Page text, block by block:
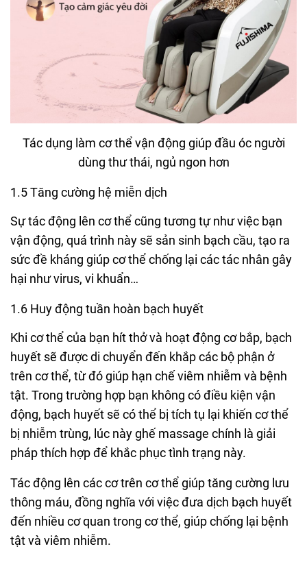
Tác dụng làm cơ thể vận động giúp đầu óc người
dùng thư thái, ngủ ngon hơn
1.5 Tăng cường hệ miễn dịch
Sự tác động lên cơ thể cũng tương tự như việc bạn
vận động, quá trình này sẽ sản sinh bạch cầu, tạo ra
sức đề kháng giúp cơ thể chống lại các tác nhân gây
hại như virus, vi khuẩn…
1.6 Huy động tuần hoàn bạch huyết
Khi cơ thể của bạn hít thở và hoạt động cơ bắp, bạch
huyết sẽ được di chuyển đến khắp các bộ phận ở
trên cơ thể, từ đó giúp hạn chế viêm nhiễm và bệnh
tật. Trong trường hợp bạn không có điều kiện vận
động, bạch huyết sẽ có thể bị tích tụ lại khiến cơ thể
bị nhiễm trùng, lúc này ghế massage chính là giải
pháp thích hợp để khắc phục tình trạng này.
Tác động lên các cơ trên cơ thể giúp tăng cường lưu
thông máu, đồng nghĩa với việc đưa dịch bạch huyết
đến nhiều cơ quan trong cơ thể, giúp chống lại bệnh
tật và viêm nhiễm.